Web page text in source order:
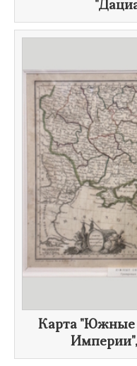
Карта "Южные